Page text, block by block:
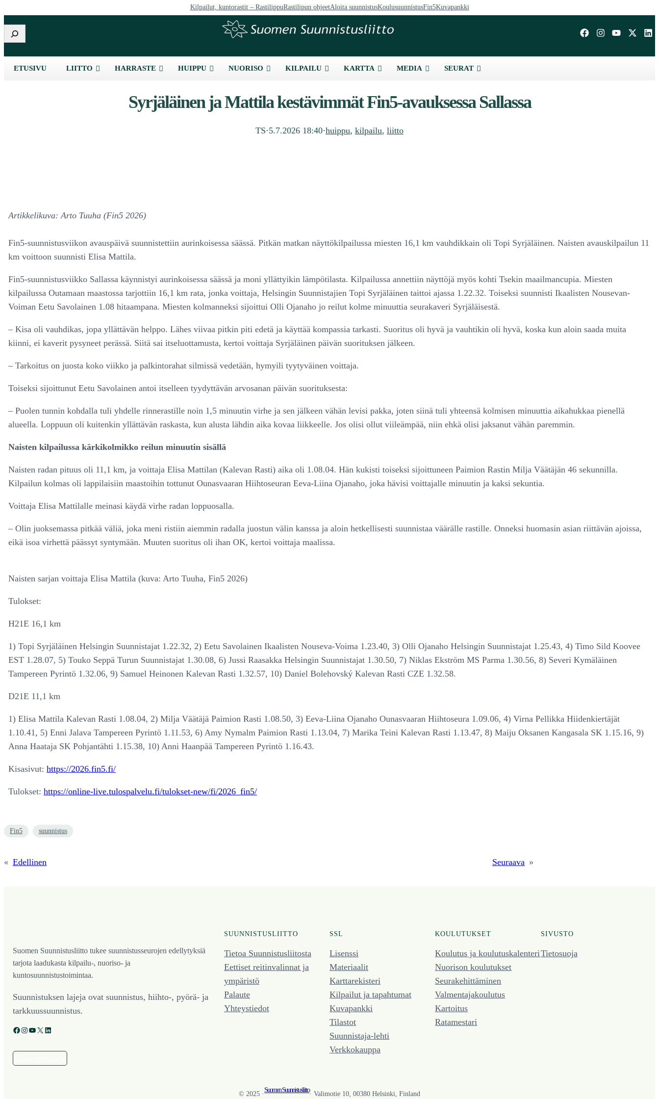
Kilpailut, kuntorastit – RastilippuRastilipun ohjeetAloita suunnistusKoulusuunnistusFin5Kuvapankki
Etsi
ETUSIVU LIITTO HARRASTE HUIPPU NUORISO KILPAILU KARTTA MEDIA SEURAT
Syrjäläinen ja Mattila kestävimmät Fin5-avauksessa Sallassa
TS·5.7.2026 18:40·huippu, kilpailu, liitto
Artikkelikuva: Arto Tuuha (Fin5 2026)
Fin5-suunnistusviikon avauspäivä suunnistettiin aurinkoisessa säässä. Pitkän matkan näyttökilpailussa miesten 16,1 km vauhdikkain oli Topi Syrjäläinen. Naisten avauskilpailun 11
km voittoon suunnisti Elisa Mattila.
Fin5-suunnistusviikko Sallassa käynnistyi aurinkoisessa säässä ja moni yllättyikin lämpötilasta. Kilpailussa annettiin näyttöjä myös kohti Tsekin maailmancupia. Miesten
kilpailussa Outamaan maastossa tarjottiin 16,1 km rata, jonka voittaja, Helsingin Suunnistajien Topi Syrjäläinen taittoi ajassa 1.22.32. Toiseksi suunnisti Ikaalisten Nousevan-
Voiman Eetu Savolainen 1.08 hitaampana. Miesten kolmanneksi sijoittui Olli Ojanaho jo reilut kolme minuuttia seurakaveri Syrjäläisestä.
– Kisa oli vauhdikas, jopa yllättävän helppo. Lähes viivaa pitkin piti edetä ja käyttää kompassia tarkasti. Suoritus oli hyvä ja vauhtikin oli hyvä, koska kun aloin saada muita
kiinni, ei kaverit pysyneet perässä. Siitä sai itseluottamusta, kertoi voittaja Syrjäläinen päivän suorituksen jälkeen.
– Tarkoitus on juosta koko viikko ja palkintorahat silmissä vedetään, hymyili tyytyväinen voittaja.
Toiseksi sijoittunut Eetu Savolainen antoi itselleen tyydyttävän arvosanan päivän suorituksesta:
– Puolen tunnin kohdalla tuli yhdelle rinnerastille noin 1,5 minuutin virhe ja sen jälkeen vähän levisi pakka, joten siinä tuli yhteensä kolmisen minuuttia aikahukkaa pienellä
alueella. Loppuun oli kuitenkin yllättävän raskasta, kun alusta lähdin aika kovaa liikkeelle. Jos olisi ollut viileämpää, niin ehkä olisi jaksanut vähän paremmin.
Naisten kilpailussa kärkikolmikko reilun minuutin sisällä
Naisten radan pituus oli 11,1 km, ja voittaja Elisa Mattilan (Kalevan Rasti) aika oli 1.08.04. Hän kukisti toiseksi sijoittuneen Paimion Rastin Milja Väätäjän 46 sekunnilla.
Kilpailun kolmas oli lappilaisiin maastoihin tottunut Ounasvaaran Hiihtoseuran Eeva-Liina Ojanaho, joka hävisi voittajalle minuutin ja kaksi sekuntia.
Voittaja Elisa Mattilalle meinasi käydä virhe radan loppuosalla.
– Olin juoksemassa pitkää väliä, joka meni ristiin aiemmin radalla juostun välin kanssa ja aloin hetkellisesti suunnistaa väärälle rastille. Onneksi huomasin asian riittävän ajoissa,
eikä isoa virhettä päässyt syntymään. Muuten suoritus oli ihan OK, kertoi voittaja maalissa.
Naisten sarjan voittaja Elisa Mattila (kuva: Arto Tuuha, Fin5 2026)
Tulokset:
H21E 16,1 km
1) Topi Syrjäläinen Helsingin Suunnistajat 1.22.32, 2) Eetu Savolainen Ikaalisten Nouseva-Voima 1.23.40, 3) Olli Ojanaho Helsingin Suunnistajat 1.25.43, 4) Timo Sild Koovee
EST 1.28.07, 5) Touko Seppä Turun Suunnistajat 1.30.08, 6) Jussi Raasakka Helsingin Suunnistajat 1.30.50, 7) Niklas Ekström MS Parma 1.30.56, 8) Severi Kymäläinen
Tampereen Pyrintö 1.32.06, 9) Samuel Heinonen Kalevan Rasti 1.32.57, 10) Daniel Bolehovský Kalevan Rasti CZE 1.32.58.
D21E 11,1 km
1) Elisa Mattila Kalevan Rasti 1.08.04, 2) Milja Väätäjä Paimion Rasti 1.08.50, 3) Eeva-Liina Ojanaho Ounasvaaran Hiihtoseura 1.09.06, 4) Virna Pellikka Hiidenkiertäjät
1.10.41, 5) Enni Jalava Tampereen Pyrintö 1.11.53, 6) Amy Nymalm Paimion Rasti 1.13.04, 7) Marika Teini Kalevan Rasti 1.13.47, 8) Maiju Oksanen Kangasala SK 1.15.16, 9)
Anna Haataja SK Pohjantähti 1.15.38, 10) Anni Haanpää Tampereen Pyrintö 1.16.43.
Kisasivut: https://2026.fin5.fi/
Tulokset: https://online-live.tulospalvelu.fi/tulokset-new/fi/2026_fin5/
Fin5 suunnistus
« Edellinen Seuraava »
Suomen Suunnistusliitto tukee suunnistusseurojen edellytyksiä
tarjota laadukasta kilpailu-, nuoriso- ja
kuntosuunnistustoimintaa.
Suunnistuksen lajeja ovat suunnistus, hiihto-, pyörä- ja
tarkkuussuunnistus.
Facebook Instagram YouTube X LinkedIn
SUUNNISTUSLIITTO
Tietoa Suunnistusliitosta
Eettiset reitinvalinnat ja
ympäristö
Palaute
Yhteystiedot
SSL
Lisenssi
Materiaalit
Karttarekisteri
Kilpailut ja tapahtumat
Kuvapankki
Tilastot
Suunnistaja-lehti
Verkkokauppa
KOULUTUKSET
Koulutus ja koulutus­kalenteri
Nuorison koulutukset
Seura­kehittäminen
Valmentaja­koulutus
Kartoitus
Ratamestari
SIVUSTO
Tietosuoja
© 2025 ·
Suomen Suunnistusliitto
· Valimotie 10, 00380 Helsinki, Finland